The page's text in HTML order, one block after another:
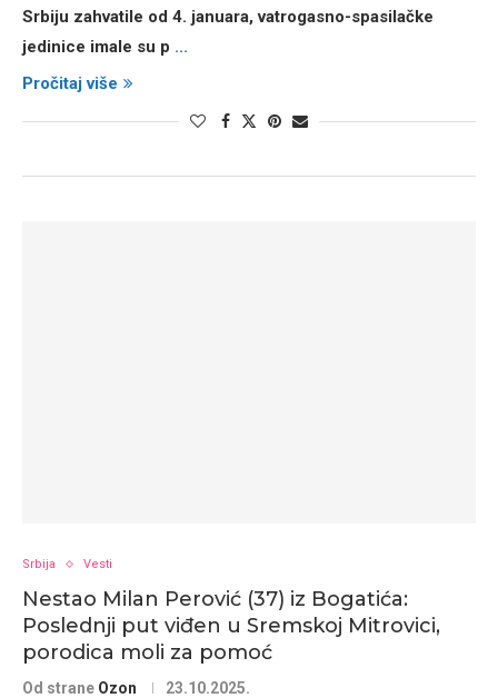
Srbiju zahvatile od 4. januara, vatrogasno-spasilačke
jedinice imale su p ...
Pročitaj više
Srbija Vesti
Nestao Milan Perović (37) iz Bogatića:
Poslednji put viđen u Sremskoj Mitrovici,
porodica moli za pomoć
Od strane Ozon 23.10.2025.